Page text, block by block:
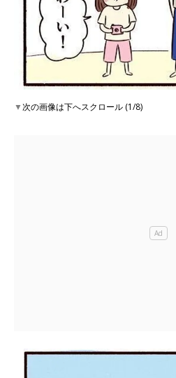
▼次の画像は下へスクロール (1/8)